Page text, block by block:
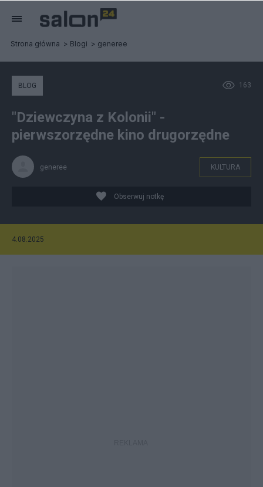
Strona główna Blogi generee
163
BLOG
"Dziewczyna z Kolonii" -
pierwszorzędne kino drugorzędne
generee KULTURA
Obserwuj notkę
4.08.2025